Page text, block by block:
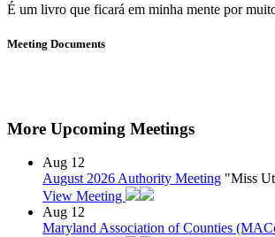
É um livro que ficará em minha mente por
Meeting Documents
More Upcoming Meetings
Aug 12
August 2026 Authority Meeting "Miss
View Meeting
Aug 12
Maryland Association of Counties